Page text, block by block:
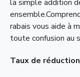
la simple addition
rabais vous aide à
toute confusion au
Taux de